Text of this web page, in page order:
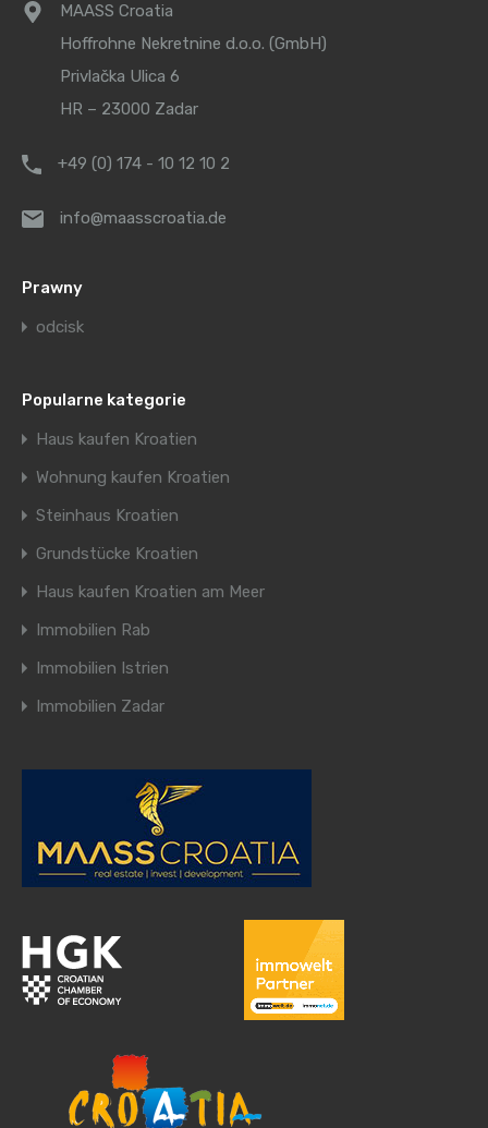
MAASS Croatia
Hoffrohne Nekretnine d.o.o. (GmbH)
Privlačka Ulica 6
HR – 23000 Zadar
+49 (0) 174 - 10 12 10 2
info@maasscroatia.de
Prawny
odcisk
Popularne kategorie
Haus kaufen Kroatien
Wohnung kaufen Kroatien
Steinhaus Kroatien
Grundstücke Kroatien
Haus kaufen Kroatien am Meer
Immobilien Rab
Immobilien Istrien
Immobilien Zadar